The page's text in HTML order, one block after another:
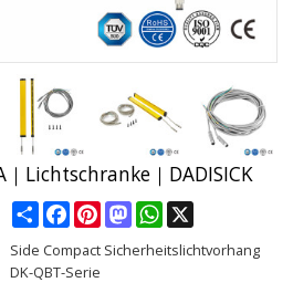
Lichtschranke｜DADISICK
ShareFacebookPinterestMastodonWhatsApp
Side Compact Sicherheitslichtvorhang
DK-QBT-Serie